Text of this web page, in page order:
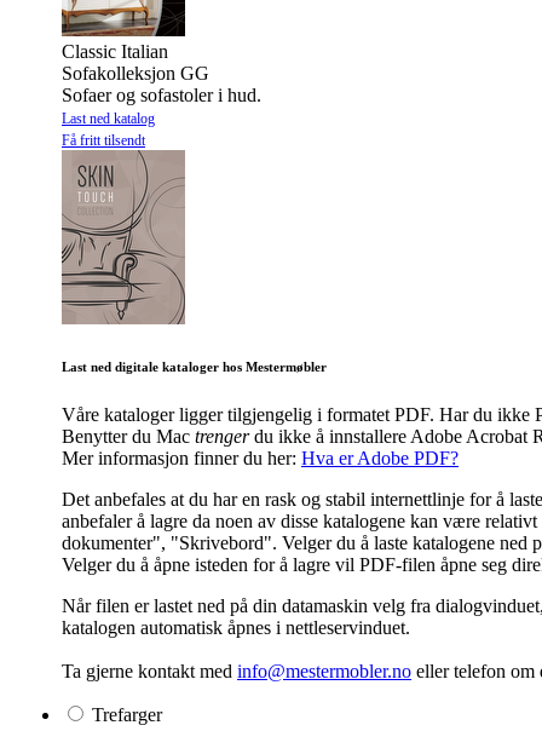
Classic Italian
Sofakolleksjon GG
Sofaer og sofastoler i hud.
Last ned katalog
Få fritt tilsendt
Last ned digitale kataloger hos Mestermøbler
Våre kataloger ligger tilgjengelig i formatet PDF. Har du ikke
Benytter du Mac trengerdu ikke å innstallere Adobe Acrobat
Mer informasjon finner du her: Hva er Adobe PDF?
Det anbefales at du har en rask og stabil internettlinje for å
anbefaler å lagre da noen av disse katalogene kan være
dokumenter", "Skrivebord". Velger du å laste katalogene ned
Velger du å åpne isteden for å lagre vil PDF-filen åpne seg
Når filen er lastet ned på din datamaskin velg fra
katalogen automatisk åpnes i nettleservinduet.
Ta gjerne kontakt med info@mestermobler.no eller telefon om
Trefarger